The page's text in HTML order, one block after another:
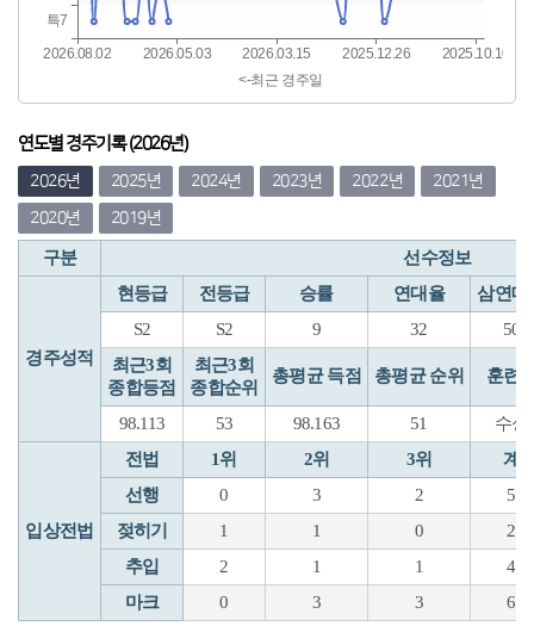
연도별 경주기록 (2026년)
2026년 2025년 2024년 2023년 2022년
2021년
2020년
2019년
구분 선수정보
경주성적
현등급 전등급 승률 연대율
삼연대
S2
S2 9 32
50
최근3회
종합등점
최근3회
종합순위
총평균 득점 총평균 순위 훈련
98.113 53 98.163 51 수성
입상전법
전법 1위 2위 3위
계
선행
0 3 2
5
젖히기
1 1 0
2
추입
2 1 1
4
마크
0 3 3 6